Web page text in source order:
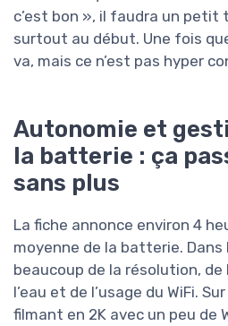
c’est bon », il faudra un petit
surtout au début. Une fois
va, mais ce n’est pas hyper
Autonomie et
la batterie : ça
sans plus
La fiche annonce environ 4
moyenne de la batterie. Dans
beaucoup de la résolution,
l’eau et de l’usage du WiFi.
filmant en 2K avec un peu de